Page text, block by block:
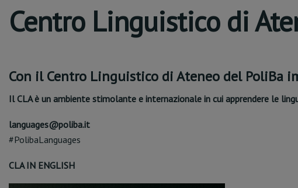
Centro Linguistico di
Con il Centro Linguistico di Ateneo del PoliBa
Il CLA è un ambiente stimolante e internazionale in cui apprendere le
languages@poliba.it
#PolibaLanguages
CLA IN ENGLISH